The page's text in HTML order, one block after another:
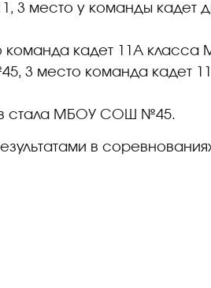
место у команды кадет
команда кадет 11А
3 место команда кадет
стала МБОУ СОШ №45.
в